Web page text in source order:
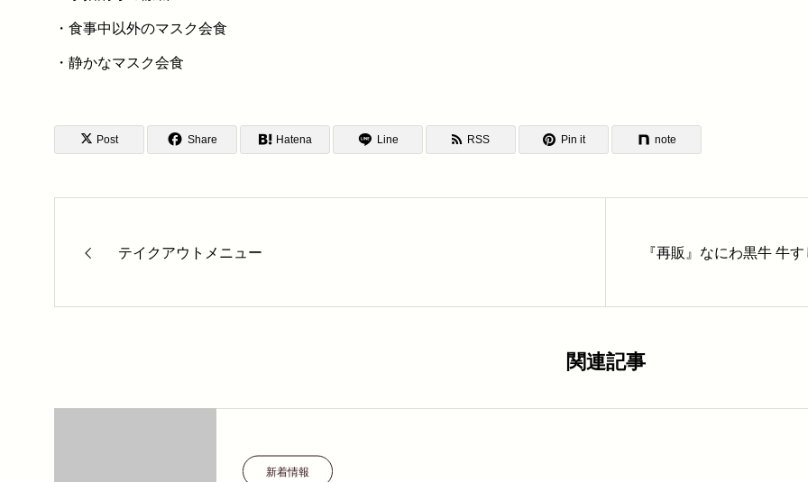
・食事中以外のマスク会食
・静かなマスク会食
Post Share Hatena Line RSS Pin it note
テイクアウトメニュー 『再販』なにわ黒牛 牛
関連記事
新着情報